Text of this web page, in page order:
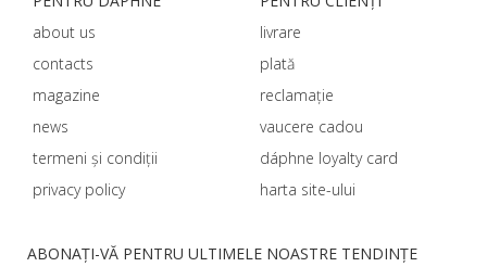
ABONAȚI-VĂ PENTRU ULTIMELE NOASTRE TENDINȚE
about us
contacts
magazine
news
termeni și condiții
privacy policy
livrare
plată
reclamație
vaucere cadou
dáphnе loyalty card
harta site-ului